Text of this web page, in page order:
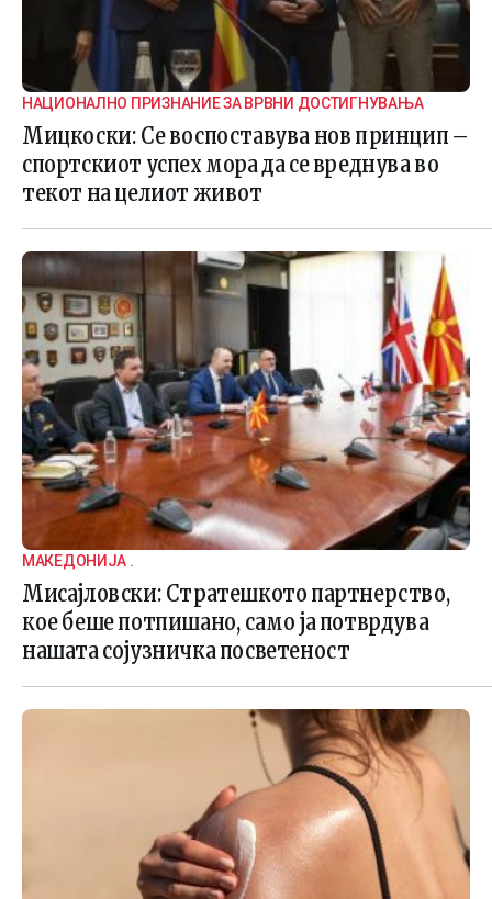
НАЦИОНАЛНО ПРИЗНАНИЕ ЗА ВРВНИ ДОСТИГНУВАЊА
Мицкоски: Се воспоставува нов принцип –
спортскиот успех мора да се вреднува во
текот на целиот живот
МАКЕДОНИЈА .
Мисајловски: Стратешкото партнерство,
кое беше потпишано, само ја потврдува
нашата сојузничка посветеност